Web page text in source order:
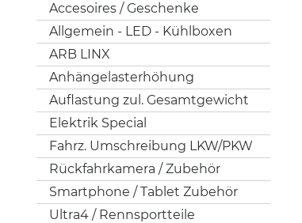
Accesoires / Geschenke
Allgemein - LED - Kühlboxen
ARB LINX
Anhängelasterhöhung
Auflastung zul. Gesamtgewicht
Elektrik Special
Fahrz. Umschreibung LKW/PKW
Rückfahrkamera / Zubehör
Smartphone / Tablet Zubehör
Ultra4 / Rennsportteile